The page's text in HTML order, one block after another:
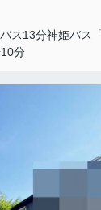
ス13分神姫バス
分